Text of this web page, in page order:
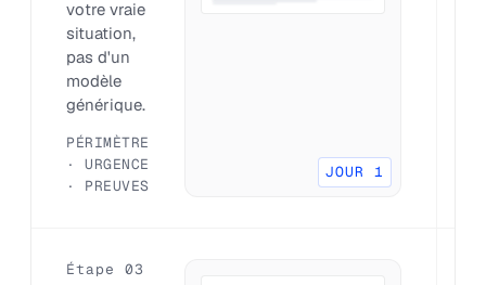
votre vraie
situation,
pas d'un
modèle
générique.
PÉRIMÈTRE
· URGENCE
· PREUVES
JOUR 1
Étape 03